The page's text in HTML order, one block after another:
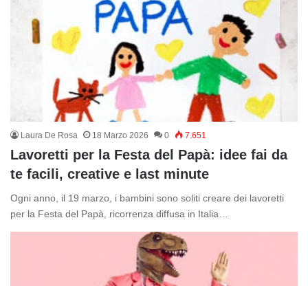
Laura De Rosa 18 Marzo 2026 0 7.651
Lavoretti per la Festa del Papà: idee fai da
te facili, creative e last minute
Ogni anno, il 19 marzo, i bambini sono soliti creare dei lavoretti
per la Festa del Papà, ricorrenza diffusa in Italia…